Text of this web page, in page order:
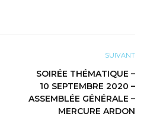
SUIVANT
SOIRÉE THÉMATIQUE –
10 SEPTEMBRE 2020 –
ASSEMBLÉE GÉNÉRALE –
MERCURE ARDON